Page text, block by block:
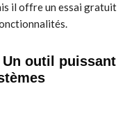
il offre un essai gratuit
outil puissant